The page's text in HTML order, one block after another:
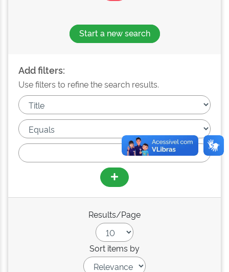
Start a new search
Add filters:
Use filters to refine the search results.
Results/Page
Sort items by